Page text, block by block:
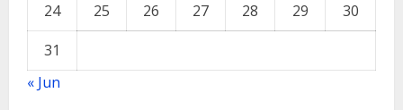
24
25 26 27 28 29
30
31
« Jun